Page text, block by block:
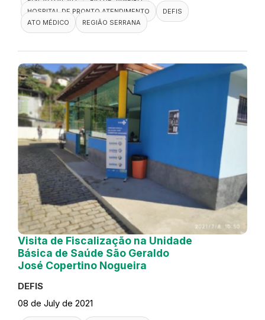
HOSPITAL DE PRONTO ATENDIMENTO
DEFIS
ATO MÉDICO
REGIÃO SERRANA
Visita de Fiscalização na Unidade
Básica de Saúde São Geraldo
José Copertino Nogueira
DEFIS
08 de July de 2021